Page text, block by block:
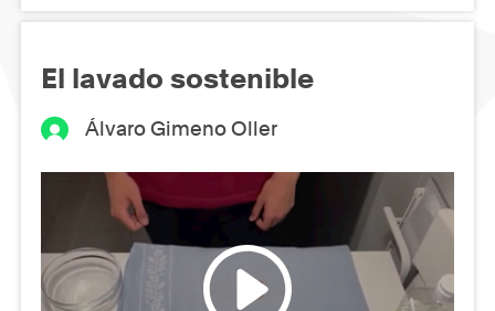
El lavado sostenible
Álvaro Gimeno Oller